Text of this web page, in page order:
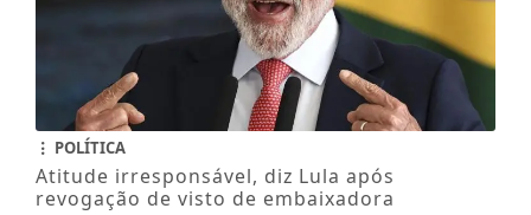
POLÍTICA
Atitude irresponsável, diz Lula após
revogação de visto de embaixadora